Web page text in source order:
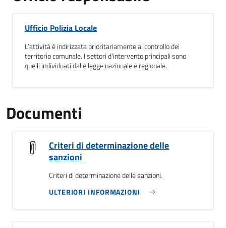
Ufficio Polizia Locale
L’attività è indirizzata prioritariamente al controllo del
territorio comunale. I settori d'intervento principali sono
quelli individuati dalle legge nazionale e regionale.
Documenti
Criteri di determinazione delle
sanzioni
Criteri di determinazione delle sanzioni.
ULTERIORI INFORMAZIONI